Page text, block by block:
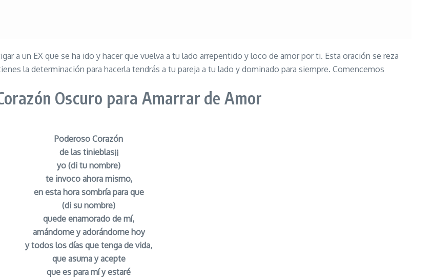
a un EX que se ha ido y hacer que vuelva a tu lado arrepentido y loco de amor por ti. Esta oración se reza
la determinación para hacerla tendrás a tu pareja a tu lado y dominado para siempre. Comencemos
Oscuro para Amarrar de Amor
Poderoso Corazón
de las tinieblas¡¡
yo (di tu nombre)
te invoco ahora mismo,
en esta hora sombría para que
(di su nombre)
quede enamorado de mí,
amándome y adorándome hoy
y todos los días que tenga de vida,
que asuma y acepte
que es para mí y estaré